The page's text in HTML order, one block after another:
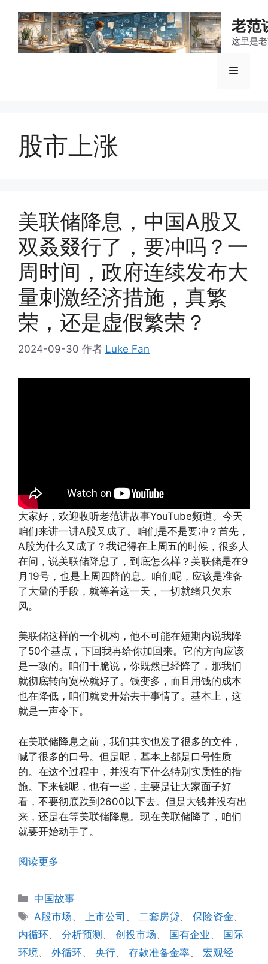
老范
这里是
菜
股市上涨
美联储降息，中国A股又
双叒叕行了，要冲吗？一
周时间，政府连续发布大
量刺激经济措施，真繁
荣，还是虚假繁荣？
2024-09-30 作者 Luke Fan
大家好，欢迎收听老范讲故事YouTube频道。今天
咱们来讲一讲A股又成了。咱们是不是要冲？首先，
A股为什么又成了？我记得在上周五的时候，很多人
在问，说美联储降息了，到底怎么样？美联储是在9
月19号，也是上周四降的息。咱们呢，应该是准备
了大量的手段，就等着这一天，一切就绪只欠东
风。
美联储这样的一个机构，他不可能在短期内说我降
了50个基点，下回我再给你加回来。它的方向应该
是一致的。咱们干脆说，你既然已经降了，那我们
就彻底转向宽松就好了。钱变多，而且用钱的成本
也在降低，咱们就要开始去干事情了。基本上，这
就是一声令下。
在美联储降息之前，我们其实也发了很多的文件，
喊了很多的口号。但是呢，基本上都是口号性质
的。在这个过程中，并没有下什么特别实质性的措
施。下来钱呢，也有一些，主要是让大家面子好
看，不要彻底跌到2600以下去。但是大钱并没有出
来，还是在等美联储降息。现在美联储降了，咱们
就要开始动手了。
阅读更多
分
类
中国故事
标
签
A股市场、上市公司 、二套房贷、保险资金、
内循环、 分析预测 、 创投市场、 国有企业、 国际
环境、 外循环、 央行、 存款准备金率、 宏观经